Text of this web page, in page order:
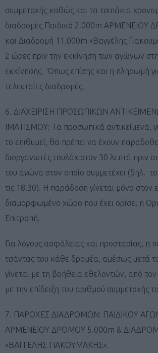
συμμετοχής καθώς και τα τσιπάκια
διαδρομές Παιδικό 2.000m ΑΡΜΕΝΕΙΟΥ
και Διαδρομή 11.000m «Βαγγέλης
2 ώρες πριν την εκκίνηση των αγώνων
εκκίνησης. Όπως επίσης και η πληρωμή
τελευταίες διαδρομές.
6. ΔΙΑΧΕΙΡΙΣΗ ΠΡΟΣΩΠΙΚΩΝ
ΙΜΑΤΙΣΜΟΥ: Τα προσωπικά αντικείμενα,
το επιθυμεί, θα πρέπει να έχουν
διοργανωτές τουλάχιστον 30 λεπτά πριν
του αγώνα στον οποίο συμμετέχει (δηλ.
τις 18.30). Η παράδοση γίνεται μόνο στον
διαμορφωμένο χώρο που έχει ορίσει η
Επιτροπή.
Για λόγους ασφάλειας και προστασίας, η
τσάντας του κάθε δρομέα, αμέσως μετά
γίνεται με τη βοήθεια εθελοντών, από τον
με την επίδειξη του αριθμού
7. ΠΑΡΟΧΕΣ ΔΙΑΔΡΟΜΩΝ: ΠΑΙΔΙΚΟΥ
ΑΡΜΕΝΕΙΟΥ ΔΡΟΜΟΥ 5.000m &
«ΒΑΓΓΕΛΗΣ ΓΙΑΚΟΥΜΑΚΗΣ».